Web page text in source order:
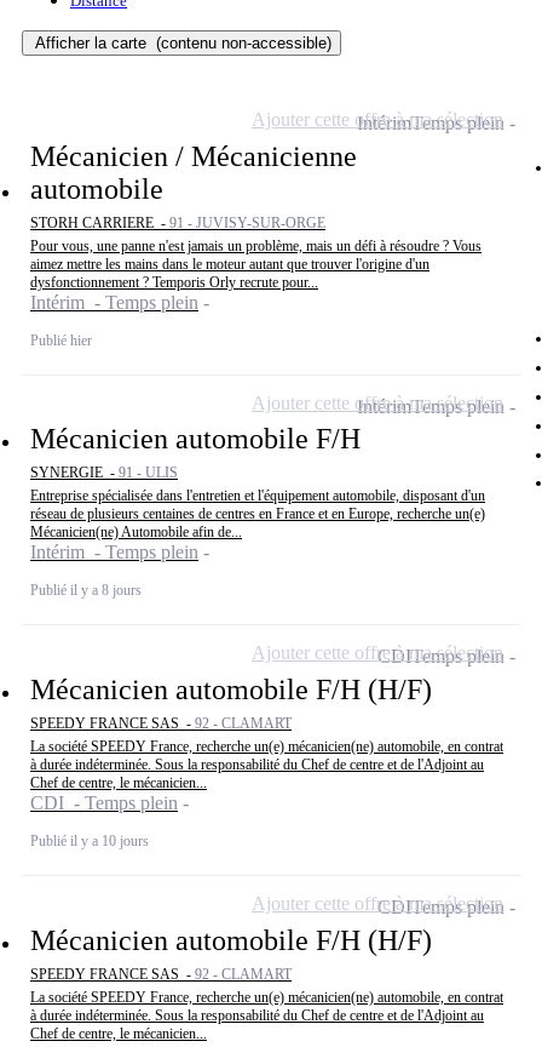
Afficher la carte (contenu non-accessible)
Mécanicien / Mécanicienne
automobile
STORH CARRIERE - 91 - JUVISY-SUR-ORGE
Pour vous, une panne n'est jamais un problème, mais un défi à résoudre ? Vous
aimez mettre les mains dans le moteur autant que trouver l'origine d'un
dysfonctionnement ? Temporis Orly recrute pour...
Intérim - Temps plein
Publié hier
IntérimTemps plein
Ajouter cette offre à ma sélection
Mécanicien automobile F/H
SYNERGIE - 91 - ULIS
Entreprise spécialisée dans l'entretien et l'équipement automobile, disposant d'un
réseau de plusieurs centaines de centres en France et en Europe, recherche un(e)
Mécanicien(ne) Automobile afin de...
Intérim - Temps plein
Publié il y a 8 jours
IntérimTemps plein
Ajouter cette offre à ma sélection
Mécanicien automobile F/H (H/F)
SPEEDY FRANCE SAS - 92 - CLAMART
La société SPEEDY France, recherche un(e) mécanicien(ne) automobile, en contrat
à durée indéterminée. Sous la responsabilité du Chef de centre et de l'Adjoint au
Chef de centre, le mécanicien...
CDI - Temps plein
Publié il y a 10 jours
CDITemps plein
Ajouter cette offre à ma sélection
Mécanicien automobile F/H (H/F)
SPEEDY FRANCE SAS - 92 - CLAMART
La société SPEEDY France, recherche un(e) mécanicien(ne) automobile, en contrat
à durée indéterminée. Sous la responsabilité du Chef de centre et de l'Adjoint au
Chef de centre, le mécanicien...
CDITemps plein
Ajouter cette offre à ma sélection